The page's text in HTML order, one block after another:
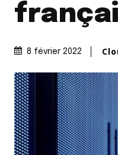
8 février 2022